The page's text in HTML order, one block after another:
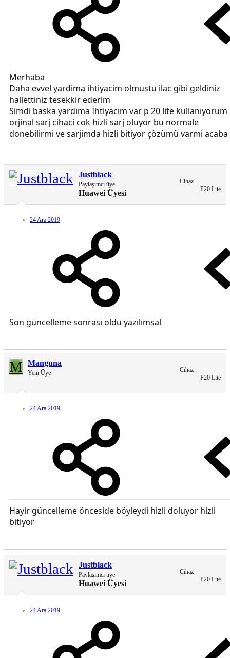
Merhaba
Daha evvel yardima ihtiyacim olmustu ilac gibi geldiniz
hallettiniz tesekkir ederim
Simdi baska yardıma İhtiyacım var p 20 lite kullanıyorum
orjinal sarj cihaci cok hizli sarj oluyor bu normale
donebilirmi ve sarjimda hizli bitiyor çözümü varmi acaba
Justblack
Paylaşımcı üye
Huawei Üyesi
Cihaz
P20 Lite
24 Ara 2019
Son güncelleme sonrası oldu yazılımsal
M Manguna
Yeni Üye
Cihaz
P20 Lite
24 Ara 2019
Hayir güncelleme önceside böyleydi hizli doluyor hizli
bitiyor
Justblack
Paylaşımcı üye
Huawei Üyesi
Cihaz
P20 Lite
24 Ara 2019